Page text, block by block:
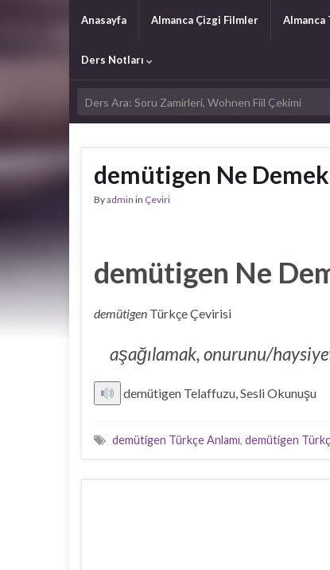
Anasayfa Almanca Çizgi Filmler Almanca
Ders Notları
demütigen Ne Demek
Byadmin in Çeviri
demütigen Ne
demütigen Türkçe Çevirisi
aşağılamak, onurunu/
demütigen Telaffuzu, Sesli Okunuşu
demütigen Türkçe Anlamı, demütigen